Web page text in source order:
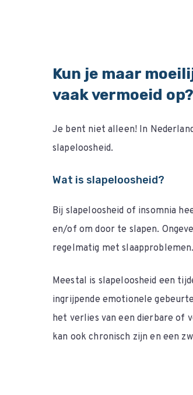
Kun je maar
vaak vermoeid op?
Je bent niet alleen! In
slapeloosheid.
Wat is slapeloosheid?
Bij slapeloosheid of insomnia
en/of om door te slapen.
regelmatig met slaapproblemen.
Meestal is slapeloosheid een
ingrijpende emotionele
het verlies van een dierbare of
kan ook chronisch zijn en een